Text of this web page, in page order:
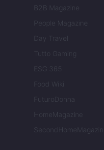
B2B Magazine
People Magazine
Day Travel
Tutto Gaming
ESG 365
Food Wiki
FuturoDonna
HomeMagazine
SecondHomeMagazine